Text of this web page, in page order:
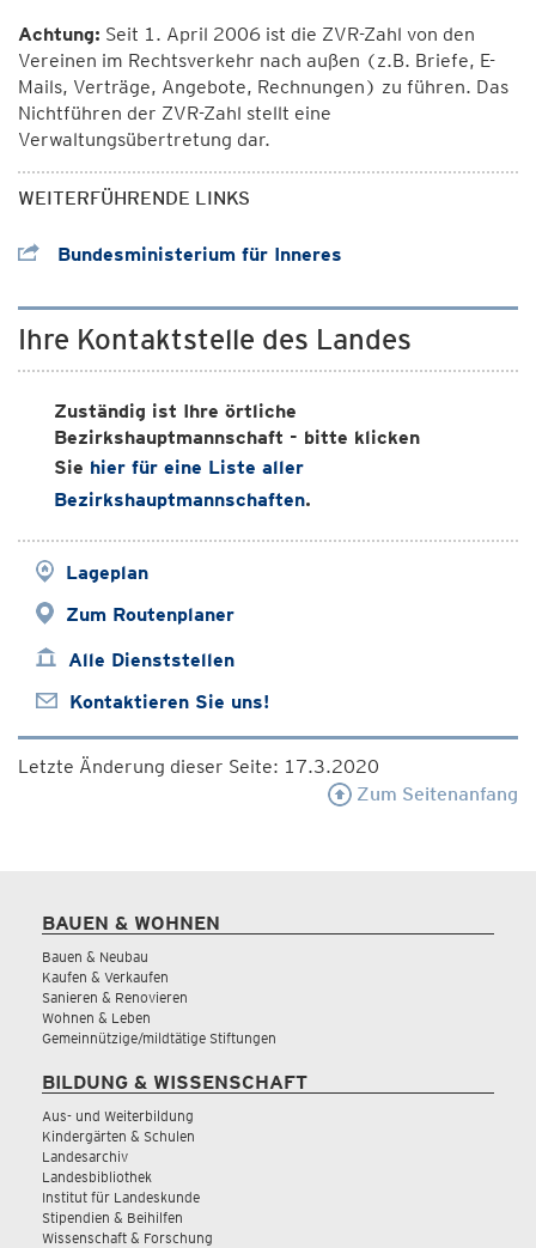
Achtung: Seit 1. April 2006 ist die ZVR-Zahl von den
Vereinen im Rechtsverkehr nach außen (z.B. Briefe, E-
Mails, Verträge, Angebote, Rechnungen) zu führen. Das
Nichtführen der ZVR-Zahl stellt eine
Verwaltungsübertretung dar.
WEITERFÜHRENDE LINKS
Bundesministerium für Inneres
Ihre Kontaktstelle des Landes
Zuständig ist Ihre örtliche
Bezirkshauptmannschaft - bitte klicken
Sie hier für eine Liste aller
Bezirkshauptmannschaften.
Lageplan
Zum Routenplaner
Alle Dienststellen
Kontaktieren Sie uns!
Letzte Änderung dieser Seite: 17.3.2020
Zum Seitenanfang
BAUEN & WOHNEN
Bauen & Neubau
Kaufen & Verkaufen
Sanieren & Renovieren
Wohnen & Leben
Gemeinnützige/mildtätige Stiftungen
BILDUNG & WISSENSCHAFT
Aus- und Weiterbildung
Kindergärten & Schulen
Landesarchiv
Landesbibliothek
Institut für Landeskunde
Stipendien & Beihilfen
Wissenschaft & Forschung